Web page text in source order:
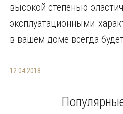
высокой степенью
эксплуатационными
в вашем доме всегда
12.04.2018